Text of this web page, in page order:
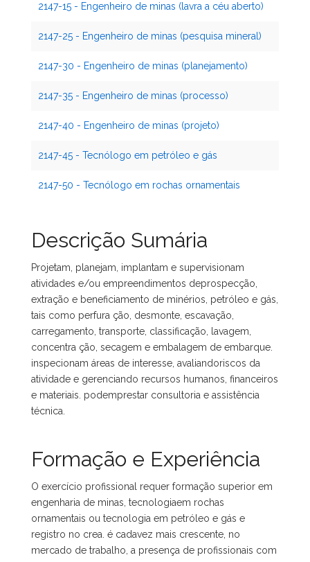
2147-15 - Engenheiro de minas (lavra a céu aberto)
2147-25 - Engenheiro de minas (pesquisa mineral)
2147-30 - Engenheiro de minas (planejamento)
2147-35 - Engenheiro de minas (processo)
2147-40 - Engenheiro de minas (projeto)
2147-45 - Tecnólogo em petróleo e gás
2147-50 - Tecnólogo em rochas ornamentais
Descrição Sumária
Projetam, planejam, implantam e supervisionam
atividades e/ou empreendimentos deprospecção,
extração e beneficiamento de minérios, petróleo e gás,
tais como perfura ção, desmonte, escavação,
carregamento, transporte, classificação, lavagem,
concentra ção, secagem e embalagem de embarque.
inspecionam áreas de interesse, avaliandoriscos da
atividade e gerenciando recursos humanos, financeiros
e materiais. podemprestar consultoria e assistência
técnica.
Formação e Experiência
O exercício profissional requer formação superior em
engenharia de minas, tecnologiaem rochas
ornamentais ou tecnologia em petróleo e gás e
registro no crea. é cadavez mais crescente, no
mercado de trabalho, a presença de profissionais com